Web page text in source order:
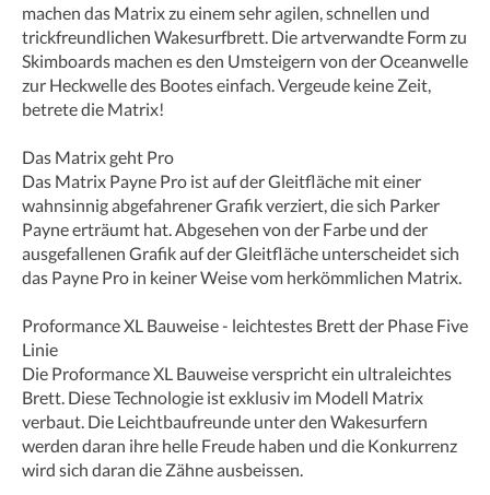
machen das Matrix zu einem sehr agilen, schnellen und
trickfreundlichen Wakesurfbrett. Die artverwandte Form zu
Skimboards machen es den Umsteigern von der Oceanwelle
zur Heckwelle des Bootes einfach. Vergeude keine Zeit,
betrete die Matrix!
Das Matrix geht Pro
Das Matrix Payne Pro ist auf der Gleitfläche mit einer
wahnsinnig abgefahrener Grafik verziert, die sich Parker
Payne erträumt hat. Abgesehen von der Farbe und der
ausgefallenen Grafik auf der Gleitfläche unterscheidet sich
das Payne Pro in keiner Weise vom herkömmlichen Matrix.
Proformance XL Bauweise - leichtestes Brett der Phase Five
Linie
Die Proformance XL Bauweise verspricht ein ultraleichtes
Brett. Diese Technologie ist exklusiv im Modell Matrix
verbaut. Die Leichtbaufreunde unter den Wakesurfern
werden daran ihre helle Freude haben und die Konkurrenz
wird sich daran die Zähne ausbeissen.